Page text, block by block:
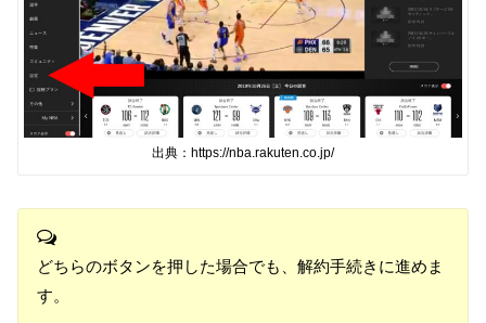
出典：https://nba.rakuten.co.jp/
どちらのボタンを押した場合でも、解約手続きに進めま
す。